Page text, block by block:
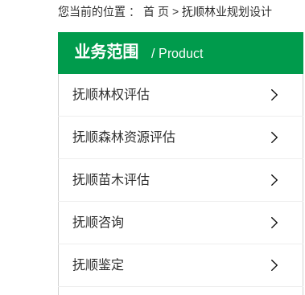
您当前的位置 ： 首 页 > 抚顺林业规划设计
业务范围 Product
抚顺林权评估
抚顺森林资源评估
抚顺苗木评估
抚顺咨询
抚顺鉴定